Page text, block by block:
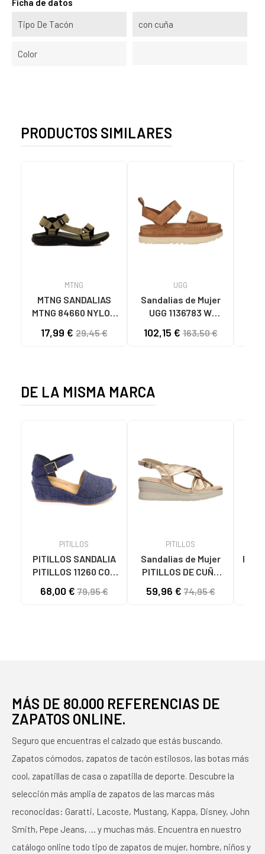
Ficha de datos
Tipo De Tacón con cuña
Color
PRODUCTOS SIMILARES
MTNG
MTNG SANDALIAS
MTNG 84660 NYLON
C59785 - - NYLON
17,99 €29,45 €
UGG
Sandalias de Mujer
UGG 1136783 W
CHESTNUT
102,15 €163,50 €
DE LA MISMA MARCA
PITILLOS
PITILLOS SANDALIA
PITILLOS 11260 CON
HEBILLA AZUL
68,00 €79,95 €
PITILLOS
Sandalias de Mujer
PITILLOS DE CUÑA
ORO
59,96 €74,95 €
MÁS DE 80.000 REFERENCIAS DE
ZAPATOS ONLINE.
Seguro que encuentras el calzado que estás buscando.
Zapatos cómodos, zapatos de tacón estilosos, las botas más
cool, zapatillas de casa o zapatilla de deporte. Descubre la
selección más amplia de zapatos de las marcas más
reconocidas: Garatti, Lacoste, Mustang, Kappa, Disney, John
Smith, Pepe Jeans, … y muchas más. Encuentra en nuestro
catálogo online todo tipo de zapatos de mujer, hombre, niños y